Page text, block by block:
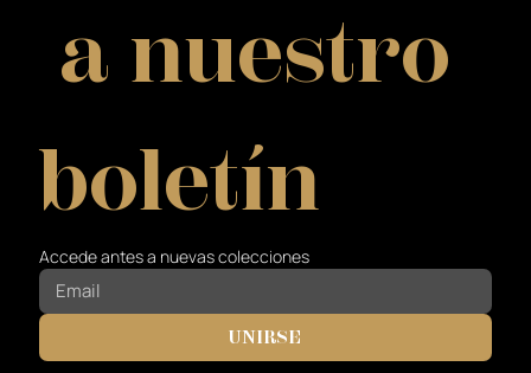
a nuestro
boletín
Accede antes a nuevas colecciones
UNIRSE